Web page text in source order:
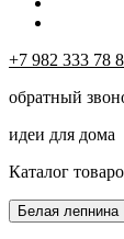
+7 982 333 78
обратный
идеи для дома
Каталог
Белая лепнина